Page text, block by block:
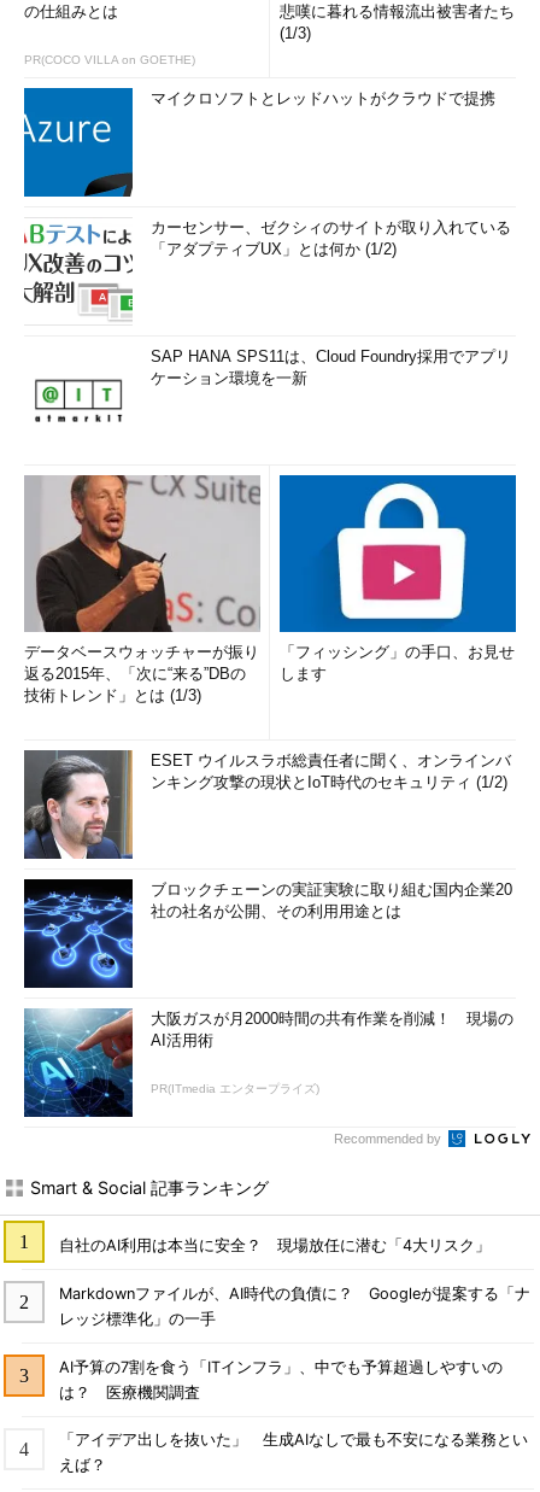
の仕組みとは
PR(COCO VILLA on GOETHE)
悲嘆に暮れる情報流出被害者たち
(1/3)
マイクロソフトとレッドハットがクラウドで提携
カーセンサー、ゼクシィのサイトが取り入れている
「アダプティブUX」とは何か (1/2)
SAP HANA SPS11は、Cloud Foundry採用でアプリ
ケーション環境を一新
データベースウォッチャーが振り
返る2015年、「次に“来る”DBの
技術トレンド」とは (1/3)
「フィッシング」の手口、お見せ
します
ESET ウイルスラボ総責任者に聞く、オンラインバ
ンキング攻撃の現状とIoT時代のセキュリティ (1/2)
ブロックチェーンの実証実験に取り組む国内企業20
社の社名が公開、その利用用途とは
大阪ガスが月2000時間の共有作業を削減！ 現場の
AI活用術
PR(ITmedia エンタープライズ)
Recommended by
Smart & Social 記事ランキング
自社のAI利用は本当に安全？ 現場放任に潜む「4大リスク」
Markdownファイルが、AI時代の負債に？ Googleが提案する「ナ
レッジ標準化」の一手
AI予算の7割を食う「ITインフラ」、中でも予算超過しやすいの
は？ 医療機関調査
「アイデア出しを抜いた」 生成AIなしで最も不安になる業務とい
えば？